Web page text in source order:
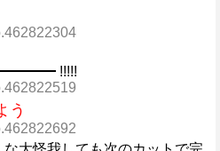
!!!!!
う